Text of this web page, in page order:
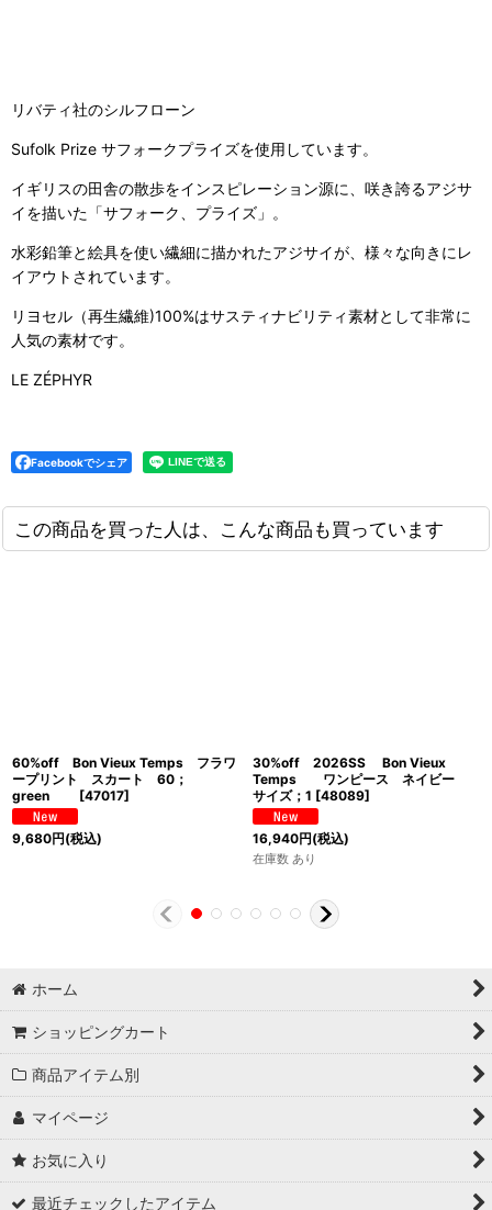
リバティ社のシルフローン
Sufolk Prize サフォークプライズを使用しています。
イギリスの田舎の散歩をインスピレーション源に、咲き誇るアジサ
イを描いた「サフォーク、プライズ」。
水彩鉛筆と絵具を使い繊細に描かれたアジサイが、様々な向きにレ
イアウトされています。
リヨセル（再生繊維)100%はサスティナビリティ素材として非常に
人気の素材です。
LE ZÉPHYR
Facebookでシェア
この商品を買った人は、こんな商品も買っています
60%off Bon Vieux Temps フラワ
ープリント スカート 60；
green
[47017]
9,680円(税込)
30%off 2026SS Bon Vieux
Temps ワンピース ネイビー
サイズ；1 [48089]
16,940円(税込)
在庫数 あり
ホーム
ショッピングカート
商品アイテム別
マイページ
お気に入り
最近チェックしたアイテム